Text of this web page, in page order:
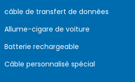
câble de transfert de données
Allume-cigare de voiture
Batterie rechargeable
Câble personnalisé spécial